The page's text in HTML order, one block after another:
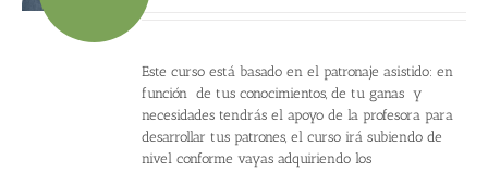
era:
220.00 €.145.00 €.
Este curso está basado en el patronaje asistido: en
función de tus conocimientos, de tu ganas y
necesidades tendrás el apoyo de la profesora para
desarrollar tus patrones, el curso irá subiendo de
nivel conforme vayas adquiriendo los